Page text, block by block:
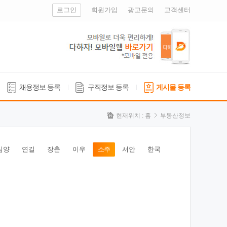
로그인 회원가입 광고문의 고객센터
채용정보 등록 구직정보 등록 게시물 등록
현재위치 : 홈 부동산정보
양 연길 장춘 이우 소주 서안 한국